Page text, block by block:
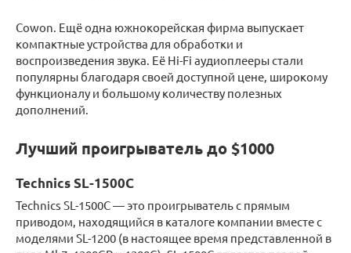
Cowon. Ещё одна южнокорейская фирма выпускает
компактные устройства для обработки и
воспроизведения звука. Её Hi-Fi аудиоплееры стали
популярны благодаря своей доступной цене, широкому
функционалу и большому количеству полезных
дополнений.
Лучший проигрыватель до $1000
Technics SL-1500C
Technics SL-1500C — это проигрыватель с прямым
приводом, находящийся в каталоге компании вместе с
моделями SL-1200 (в настоящее время представленной в